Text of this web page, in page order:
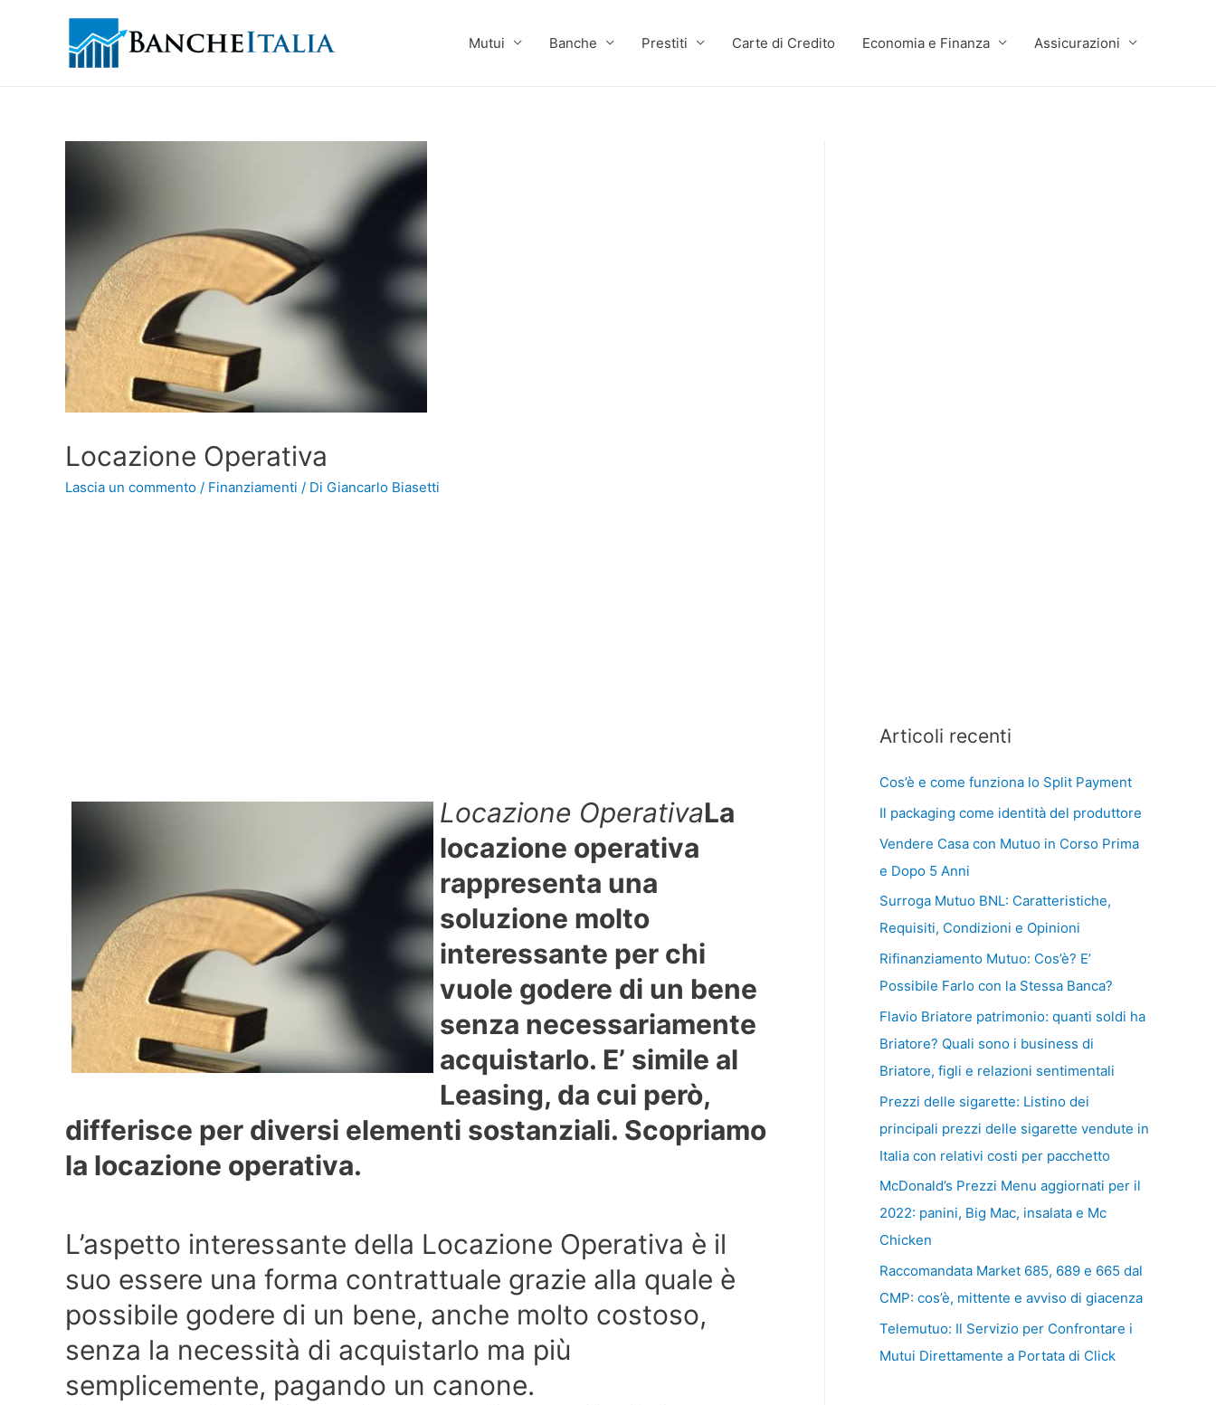
Mutui Banche Prestiti Carte di Credito Economia e Finanza Assicurazioni
Locazione Operativa
Lascia un commento / Finanziamenti / Di Giancarlo Biasetti
Locazione OperativaLa
locazione operativa
rappresenta una
soluzione molto
interessante per chi
vuole godere di un bene
senza necessariamente
acquistarlo. E’ simile al
Leasing, da cui però,
differisce per diversi elementi sostanziali. Scopriamo
la locazione operativa.
L’aspetto interessante della Locazione Operativa è il
suo essere una forma contrattuale grazie alla quale è
possibile godere di un bene, anche molto costoso,
senza la necessità di acquistarlo ma più
semplicemente, pagando un canone.
Articoli recenti
Cos’è e come funziona lo Split Payment
Il packaging come identità del produttore
Vendere Casa con Mutuo in Corso Prima
e Dopo 5 Anni
Surroga Mutuo BNL: Caratteristiche,
Requisiti, Condizioni e Opinioni
Rifinanziamento Mutuo: Cos’è? E’
Possibile Farlo con la Stessa Banca?
Flavio Briatore patrimonio: quanti soldi ha
Briatore? Quali sono i business di
Briatore, figli e relazioni sentimentali
Prezzi delle sigarette: Listino dei
principali prezzi delle sigarette vendute in
Italia con relativi costi per pacchetto
McDonald’s Prezzi Menu aggiornati per il
2022: panini, Big Mac, insalata e Mc
Chicken
Raccomandata Market 685, 689 e 665 dal
CMP: cos’è, mittente e avviso di giacenza
Telemutuo: Il Servizio per Confrontare i
Mutui Direttamente a Portata di Click